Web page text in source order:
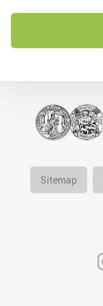
Sitemap